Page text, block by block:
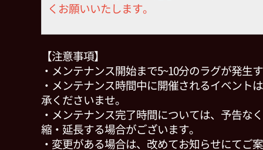
くお願いいたします。
【注意事項】
・メンテナンス開始まで5~10分のラグが発生
・メンテナンス時間中に開催されるイベント
承くださいませ。
・メンテナンス完了時間については、予告な
縮・延長する場合がございます。
・変更がある場合は、改めてお知らせにてご